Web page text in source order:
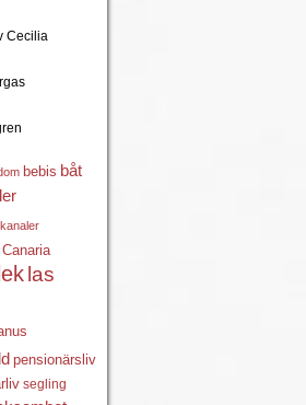
Cecilia
bebis båt
las
pensionärsliv
segling